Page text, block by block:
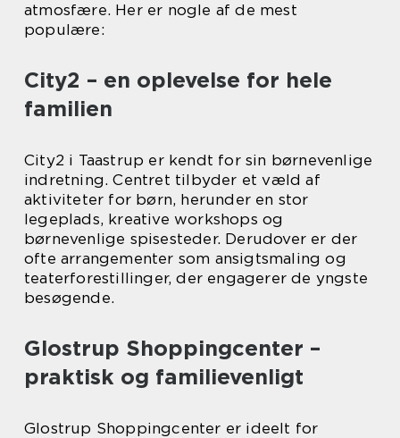
atmosfære. Her er nogle af de mest
populære:
City2 – en oplevelse for hele
familien
City2 i Taastrup er kendt for sin børnevenlige
indretning. Centret tilbyder et væld af
aktiviteter for børn, herunder en stor
legeplads, kreative workshops og
børnevenlige spisesteder. Derudover er der
ofte arrangementer som ansigtsmaling og
teaterforestillinger, der engagerer de yngste
besøgende.
Glostrup Shoppingcenter –
praktisk og familievenligt
Glostrup Shoppingcenter er ideelt for